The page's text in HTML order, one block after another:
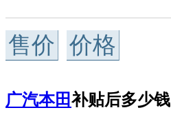
售价 价格
广汽本田补贴后多少钱